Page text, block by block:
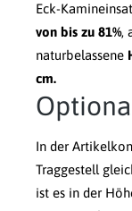
Eck-
von bis zu 81%,
naturbelassene
cm.
In der
Traggestell
ist es in der